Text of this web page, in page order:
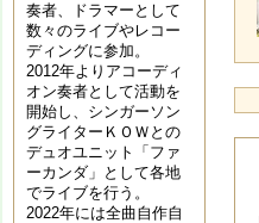
奏者、ドラマーとして
数々のライブやレコー
ディングに参加。
2012年よりアコーディ
オン奏者として活動を
開始し、シンガーソン
グライターＫＯＷとの
デュオユニット「ファ
ーカンダ」として各地
でライブを行う。
2022年には全曲自作自